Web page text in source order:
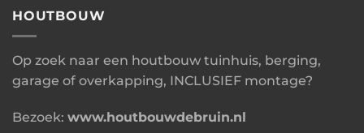
HOUTBOUW
Op zoek naar een houtbouw tuinhuis, berging,
garage of overkapping, INCLUSIEF montage?
Bezoek: www.houtbouwdebruin.nl